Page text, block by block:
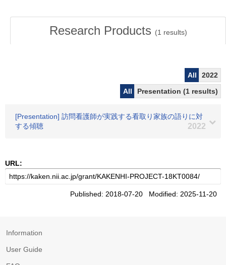
Research Products (1 results)
All
2022
All
Presentation (1 results)
[Presentation] 訪問看護師が実践する看取り家族の語りに対
する傾聴
2022
URL:
Published: 2018-07-20 Modified: 2025-11-20
Information
User Guide